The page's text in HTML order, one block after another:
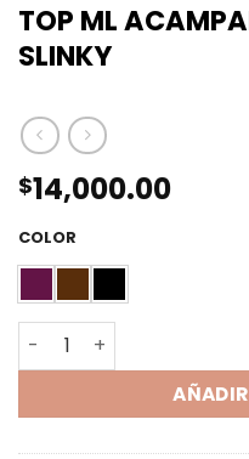
TOP ML
SLINKY
$14,000.00
COLOR
TOP ML ACAMPANADO